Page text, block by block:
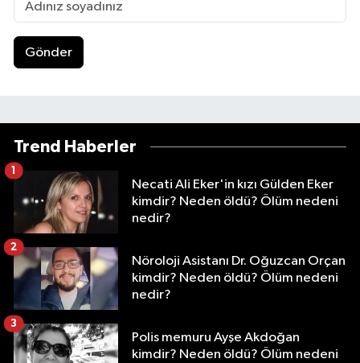
Gönder
Trend Haberler
Necati Ali Eker'in kızı Gülden Eker
kimdir? Neden öldü? Ölüm nedeni
nedir?
1
Nöroloji Asistanı Dr. Oğuzcan Orçan
kimdir? Neden öldü? Ölüm nedeni
nedir?
2
Polis memuru Ayşe Akdoğan
kimdir? Neden öldü? Ölüm nedeni
3